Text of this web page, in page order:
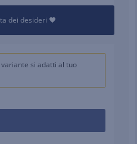
dei desideri
si adatti al tuo